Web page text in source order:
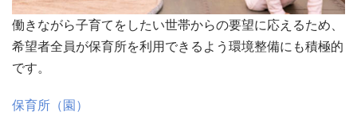
働きながら子育てをしたい世帯からの要望に応えるため、
希望者全員が保育所を利用できるよう環境整備にも積極的
です。
保育所（園）